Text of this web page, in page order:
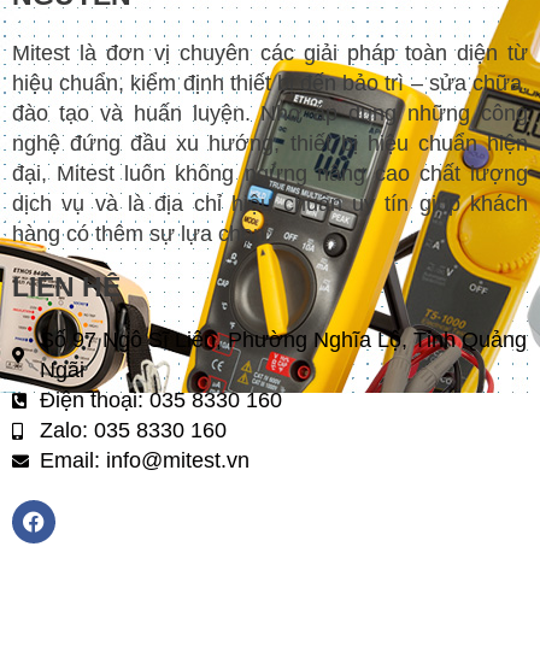
Mitest là đơn vị chuyên các giải pháp toàn diện từ
hiệu chuẩn, kiểm định thiết bị đến bảo trì – sửa chữa,
đào tạo và huấn luyện. Nhờ áp dụng những công
nghệ đứng đầu xu hướng, thiết bị hiệu chuẩn hiện
đại, Mitest luôn không ngừng nâng cao chất lượng
dịch vụ và là địa chỉ hiệu chuẩn uy tín giúp khách
hàng có thêm sự lựa chọn.
LIÊN HỆ
Số 97 Ngô Sĩ Liên, Phường Nghĩa Lộ, Tỉnh Quảng
Ngãi
Điện thoại: 035 8330 160
Zalo: 035 8330 160
Email: info@mitest.vn
F
a